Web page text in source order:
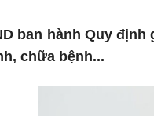
ban hành Quy
chữa bệnh...